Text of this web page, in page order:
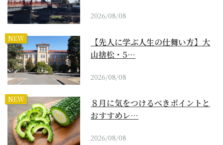
2026/08/08
NEW
【先人に学ぶ人生の仕舞い方】大
山捨松・5…
2026/08/08
NEW
８月に気をつけるべきポイントと
おすすめレ…
2026/08/08